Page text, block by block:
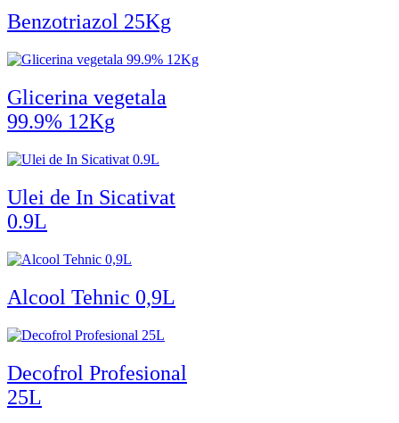
Benzotriazol 25Kg
Glicerina vegetala
99.9% 12Kg
Ulei de In Sicativat
0.9L
Alcool Tehnic 0,9L
Decofrol Profesional
25L